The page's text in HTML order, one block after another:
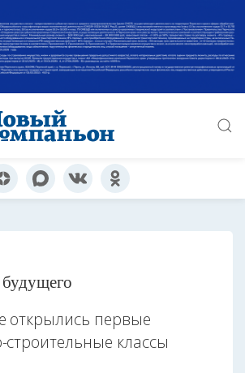
открылись первые
классы